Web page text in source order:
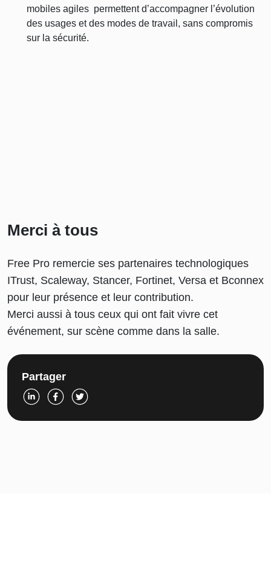
mobiles agiles permettent d’accompagner l’évolution
des usages et des modes de travail, sans compromis
sur la sécurité.
Merci à tous
Free Pro remercie ses partenaires technologiques
ITrust, Scaleway, Stancer, Fortinet, Versa et Bconnex
pour leur présence et leur contribution.
Merci aussi à tous ceux qui ont fait vivre cet
événement, sur scène comme dans la salle.
Partager